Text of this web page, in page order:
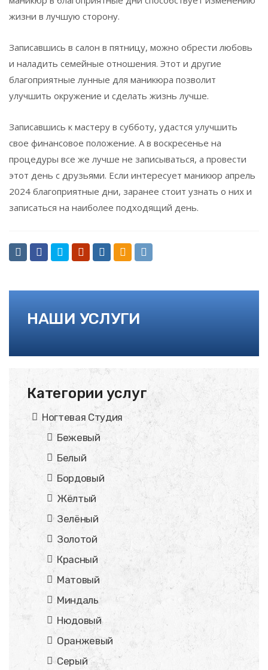
жизни в лучшую сторону.
Записавшись в салон в пятницу, можно обрести любовь
и наладить семейные отношения. Этот и другие
благоприятные лунные для маникюра позволит
улучшить окружение и сделать жизнь лучше.
Записавшись к мастеру в субботу, удастся улучшить
свое финансовое положение. А в воскресенье на
процедуры все же лучше не записываться, а провести
этот день с друзьями. Если интересует маникюр апрель
2024 благоприятные дни, заранее стоит узнать о них и
записаться на наиболее подходящий день.
НАШИ УСЛУГИ
Категории услуг
Ногтевая Студия
Бежевый
Белый
Бордовый
Жёлтый
Зелёный
Золотой
Красный
Матовый
Миндаль
Нюдовый
Оранжевый
Серый